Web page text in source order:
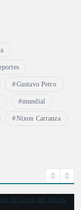
Gustavo Petro
mundial
Nixon Carranza